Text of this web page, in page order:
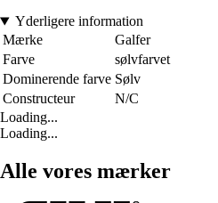
Yderligere information
Mærke
Galfer
Farve
sølvfarvet
Dominerende farve Sølv
Constructeur
N/C
Loading...
Loading...
Alle vores mærker